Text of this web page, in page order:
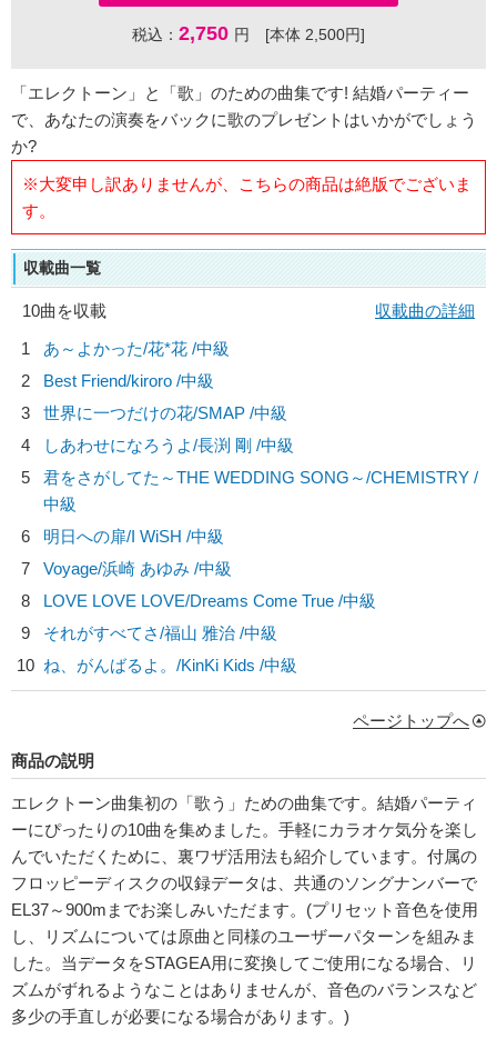
税込： 2,750 円 [本体 2,500円]
「エレクトーン」と「歌」のための曲集です! 結婚パーティー
で、あなたの演奏をバックに歌のプレゼントはいかがでしょう
か?
※大変申し訳ありませんが、こちらの商品は絶版でございま
す。
収載曲一覧
10曲を収載
収載曲の詳細
1
あ～よかった/花*花 /中級
2
Best Friend/kiroro /中級
3
世界に一つだけの花/SMAP /中級
4
しあわせになろうよ/長渕 剛 /中級
5
君をさがしてた～THE WEDDING SONG～/CHEMISTRY /
中級
6
明日への扉/I WiSH /中級
7
Voyage/浜崎 あゆみ /中級
8
LOVE LOVE LOVE/Dreams Come True /中級
9
それがすべてさ/福山 雅治 /中級
10 ね、がんばるよ。/KinKi Kids /中級
ページトップへ
商品の説明
エレクトーン曲集初の「歌う」ための曲集です。結婚パーティ
ーにぴったりの10曲を集めました。手軽にカラオケ気分を楽し
んでいただくために、裏ワザ活用法も紹介しています。付属の
フロッピーディスクの収録データは、共通のソングナンバーで
EL37～900mまでお楽しみいただます。(プリセット音色を使用
し、リズムについては原曲と同様のユーザーパターンを組みま
した。当データをSTAGEA用に変換してご使用になる場合、リ
ズムがずれるようなことはありませんが、音色のバランスなど
多少の手直しが必要になる場合があります。)